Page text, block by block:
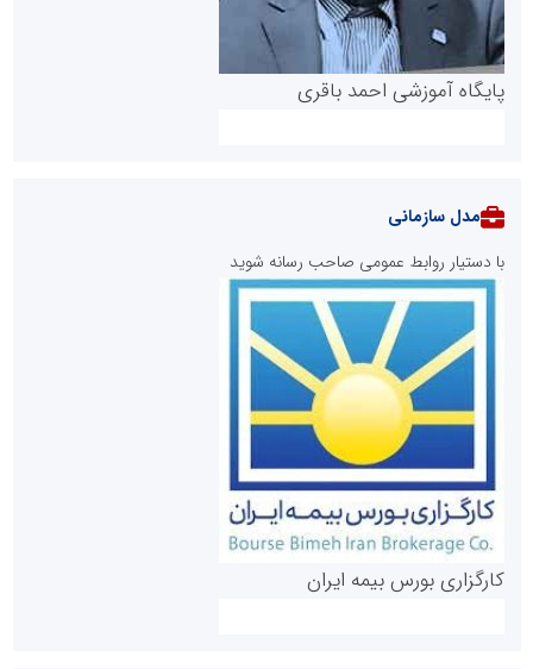
پایگاه آموزشی احمد باقری
روابط عمومی خبرگزاری گزارش خبر
مدل سازمانی
با دستیار روابط عمومی صاحب رسانه شوید
کارگزاری بورس بیمه ایران